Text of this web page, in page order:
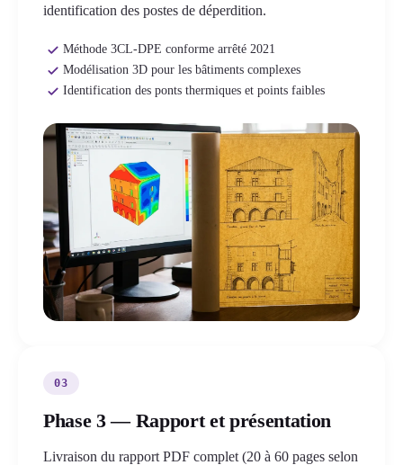
identification des postes de déperdition.
Méthode 3CL-DPE conforme arrêté 2021
Modélisation 3D pour les bâtiments complexes
Identification des ponts thermiques et points faibles
03
Phase 3 — Rapport et présentation
Livraison du rapport PDF complet (20 à 60 pages selon